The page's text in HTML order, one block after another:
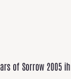
of Sorrow 2005